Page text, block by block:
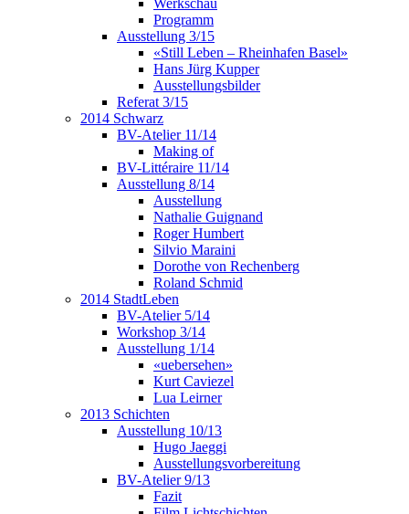
Werkschau
Programm
Ausstellung 3/15
«Still Leben – Rheinhafen Basel»
Hans Jürg Kupper
Ausstellungsbilder
Referat 3/15
2014 Schwarz
BV-Atelier 11/14
Making of
BV-Littéraire 11/14
Ausstellung 8/14
Ausstellung
Nathalie Guignand
Roger Humbert
Silvio Maraini
Dorothe von Rechenberg
Roland Schmid
2014 StadtLeben
BV-Atelier 5/14
Workshop 3/14
Ausstellung 1/14
«uebersehen»
Kurt Caviezel
Lua Leirner
2013 Schichten
Ausstellung 10/13
Hugo Jaeggi
Ausstellungsvorbereitung
BV-Atelier 9/13
Fazit